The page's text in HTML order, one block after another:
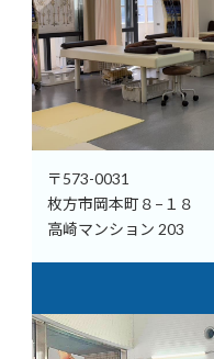
〒573-0031
枚方市岡本町８−１８
高崎マンション 203